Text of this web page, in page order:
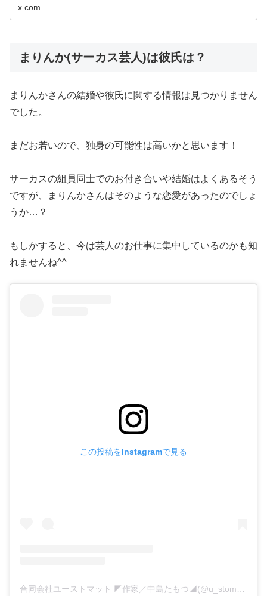
x.com
まりんか(サーカス芸人)は彼氏は？
まりんかさんの結婚や彼氏に関する情報は見つかりません
でした。
まだお若いので、独身の可能性は高いかと思います！
サーカスの組員同士でのお付き合いや結婚はよくあるそう
ですが、まりんかさんはそのような恋愛があったのでしょ
うか…？
もしかすると、今は芸人のお仕事に集中しているのかも知
れませんね^^
この投稿をInstagramで見る